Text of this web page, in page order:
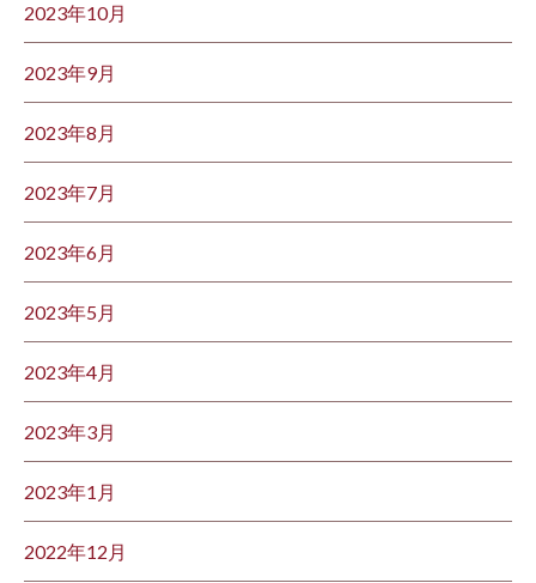
2023年10月
2023年9月
2023年8月
2023年7月
2023年6月
2023年5月
2023年4月
2023年3月
2023年1月
2022年12月